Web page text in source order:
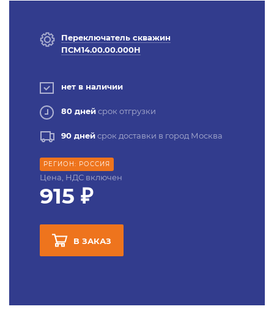
Переключатель скважин
ПСМ14.00.00.000Н
нет в наличии
80 днейсрок отгрузки
90 днейсрок доставки в город Москва
РЕГИОН: РОССИЯ
Цена, НДС включен
915 ₽
В ЗАКАЗ